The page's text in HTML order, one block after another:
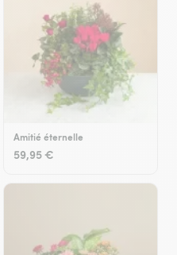
Amitié éternelle
59,95 €